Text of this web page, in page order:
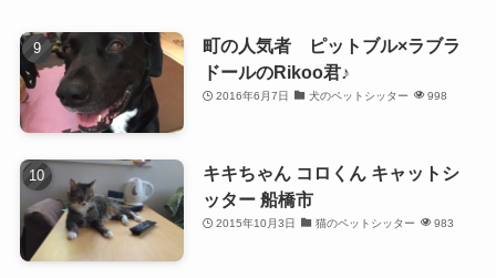
町の人気者 ピットブル×ラブラ
ドールのRikoo君♪
2016年6月7日 犬のペットシッター 998
キキちゃん コロくん キャットシ
ッター 船橋市
2015年10月3日 猫のペットシッター 983